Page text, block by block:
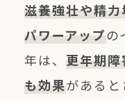
滋養強壮や精
パワーアップの
年は、更年期
も効果があると